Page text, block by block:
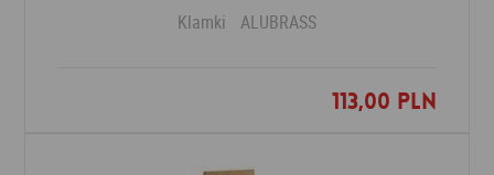
Klamki ALUBRASS
113,00 PLN
Dodaj do ulubionych